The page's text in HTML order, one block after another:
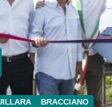
BRACCIANO